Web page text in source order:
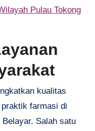
Pulau Tokong
kualitas
farmasi di
Salah satu